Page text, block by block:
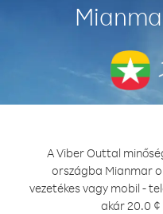
A Viber Outtal
országba Mianmar
vezetékes vagy mobil -
akár 20.0